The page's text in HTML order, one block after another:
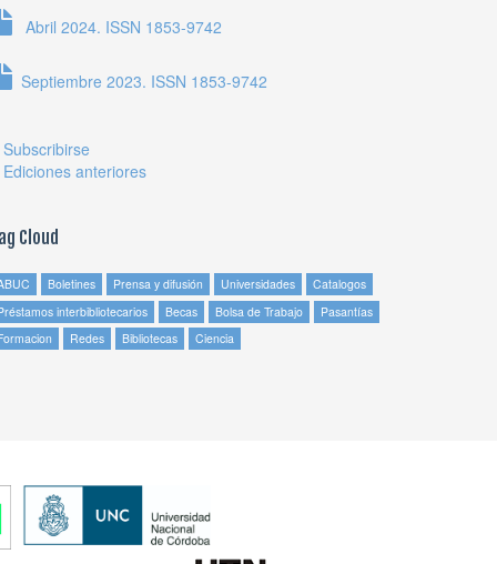
Abril 2024. ISSN 1853-9742
Septiembre 2023. ISSN 1853-9742
Subscribirse
Ediciones anteriores
Cloud
Boletines Prensa y difusión Universidades
Catalogos
interbibliotecarios
Becas Bolsa de Trabajo
Pasantías
Redes Bibliotecas Ciencia